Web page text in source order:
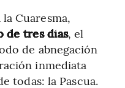
Cuaresma,
de tres días, el
de abnegación
inmediata
todas: la Pascua.